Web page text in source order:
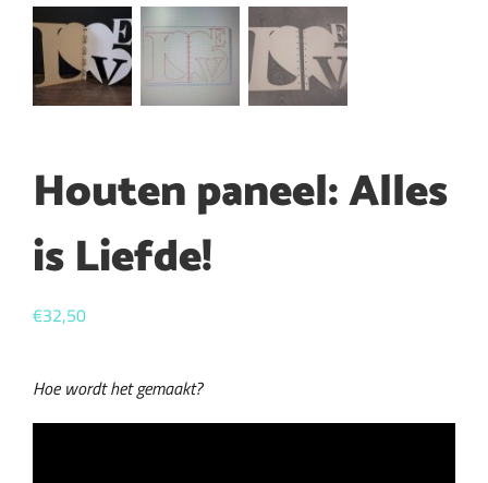
Houten paneel: Alles
is Liefde!
€32,50
Hoe wordt het gemaakt?